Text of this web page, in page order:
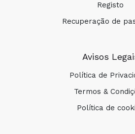
Registo
Recuperação de
Avisos
Política de
Termos &
Política de